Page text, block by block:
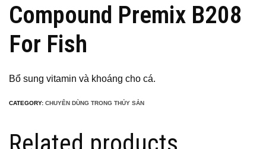
Compound Premix B208
For Fish
Bổ sung vitamin và khoáng cho cá.
CATEGORY: CHUYÊN DÙNG TRONG THỦY SẢN